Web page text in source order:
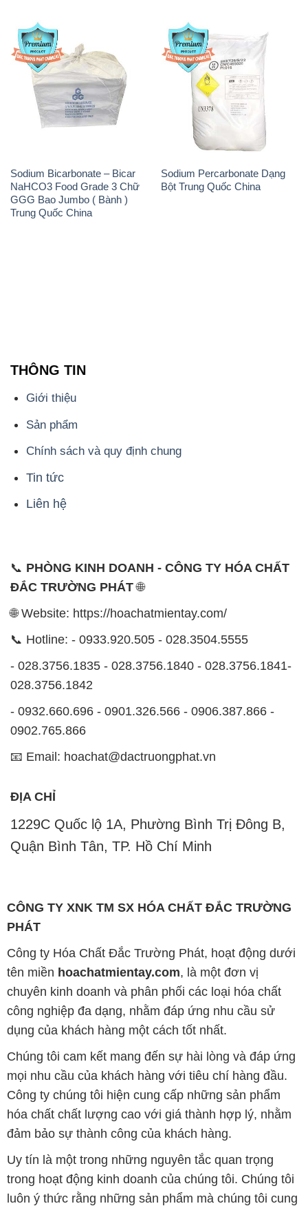
Sodium Bicarbonate – Bicar
NaHCO3 Food Grade 3 Chữ
GGG Bao Jumbo ( Bành )
Trung Quốc China
Sodium Percarbonate Dạng
Bột Trung Quốc China
Chính sách và quy định chung
Tin tức
Liên hệ
📞
PHÒNG KINH DOANH - CÔNG TY HÓA CHẤT
ĐẮC TRƯỜNG PHÁT
- 028.3756.1835 - 028.3756.1840 - 028.3756.1841-
0902.765.866
📧 Email: hoachat@dactruongphat.vn
ĐỊA CHỈ
1229C Quốc lộ 1A, Phường Bình Trị Đông B,
Quận Bình Tân, TP. Hồ Chí Minh
CÔNG TY XNK TM SX HÓA CHẤT ĐẮC TRƯỜNG
PHÁT
chuyên kinh doanh và phân phối các loại hóa chất
công nghiệp đa dạng, nhằm đáp ứng nhu cầu sử
dụng của khách hàng một cách tốt nhất.
Chúng tôi cam kết mang đến sự hài lòng và đáp ứng
mọi nhu cầu của khách hàng với tiêu chí hàng đầu.
Công ty chúng tôi hiện cung cấp những sản phẩm
hóa chất chất lượng cao với giá thành hợp lý, nhằm
đảm bảo sự thành công của khách hàng.
Uy tín là một trong những nguyên tắc quan trọng
trong hoạt động kinh doanh của chúng tôi. Chúng tôi
luôn ý thức rằng những sản phẩm mà chúng tôi cung
cấp cần phải đáp ứng tiêu chuẩn chất lượng cao, làm
hài lòng đối tác. Đồng thời, chúng tôi cố gắng duy trì
mức giá hợp lý, tạo điều kiện phát triển và sự tồn tại
bền vững trên con đường dài phía trước.